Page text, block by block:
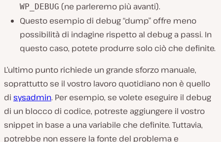
WP_DEBUG (ne parleremo più avanti).
Questo esempio di debug “dump” offre meno
possibilità di indagine rispetto al debug a passi. In
questo caso, potete produrre solo ciò che definite.
L’ultimo punto richiede un grande sforzo manuale,
soprattutto se il vostro lavoro quotidiano non è quello
di sysadmin. Per esempio, se volete eseguire il debug
di un blocco di codice, potreste aggiungere il vostro
snippet in base a una variabile che definite. Tuttavia,
potrebbe non essere la fonte del problema e